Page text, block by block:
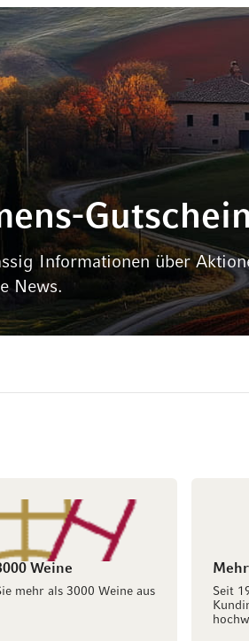
Gutschein
Informationen über
News.
Weine
mehr als 3000 Weine aus
Seit